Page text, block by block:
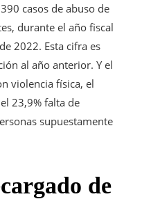
casos de abuso de
durante el año fiscal
2022. Esta cifra es
al año anterior. Y el
violencia física, el
23,9% falta de
supuestamente
de